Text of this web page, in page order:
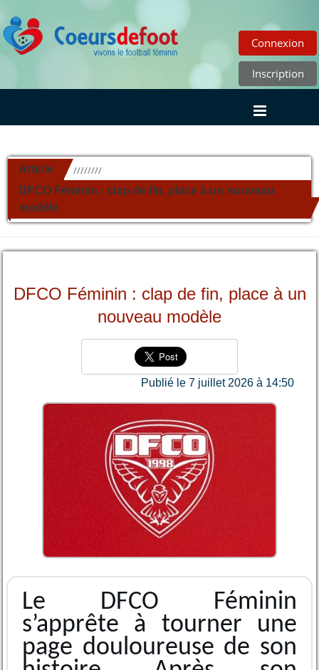
Connexion
Inscription
Article //////////
DFCO Féminin : clap de fin, place à un nouveau
modèle
DFCO Féminin : clap de fin, place à un
nouveau modèle
Publié le 7 juillet 2026 à 14:50
Le DFCO Féminin
s’apprête à tourner une
page douloureuse de son